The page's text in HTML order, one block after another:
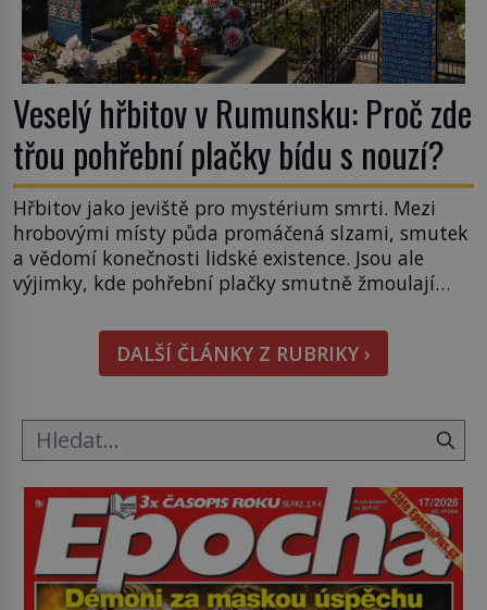
Veselý hřbitov v Rumunsku: Proč zde
třou pohřební plačky bídu s nouzí?
Hřbitov jako jeviště pro mystérium smrti. Mezi
hrobovými místy půda promáčená slzami, smutek
a vědomí konečnosti lidské existence. Jsou ale
výjimky, kde pohřební plačky smutně žmoulají
pohledu na výši vyměřené podpory
v nezaměstnanosti. Kam vás pozveme? Unikátní
hřbitov, který si vysloužil název „Veselý“, najdeme
DALŠÍ ČLÁNKY Z RUBRIKY ›